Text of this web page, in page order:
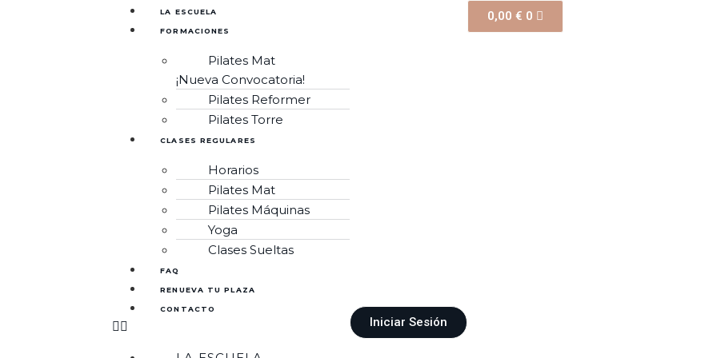
LA ESCUELA
FORMACIONES
Pilates Mat
¡Nueva Convocatoria!
Pilates Reformer
Pilates Torre
CLASES REGULARES
Horarios
Pilates Mat
Pilates Máquinas
Yoga
Clases Sueltas
FAQ
RENUEVA TU PLAZA
CONTACTO
Iniciar Sesión
0,00 € 0